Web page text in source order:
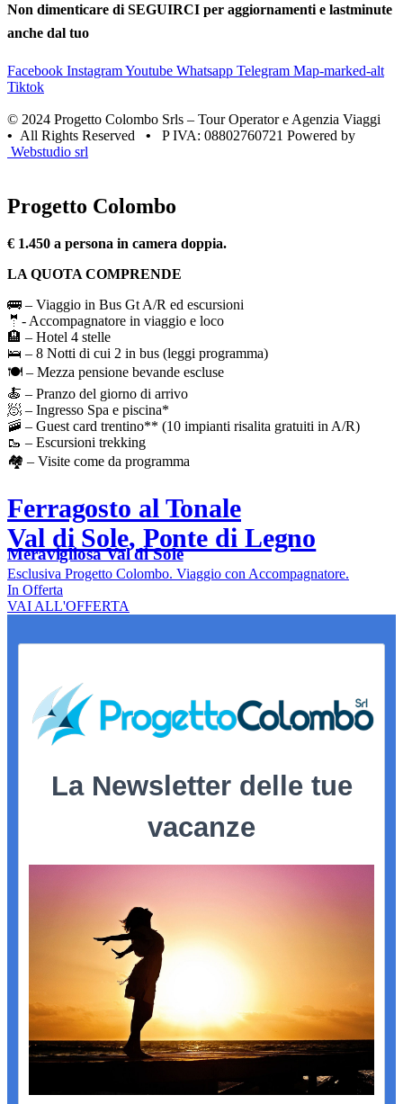
Non dimenticare di SEGUIRCI per aggiornamenti e lastminute
anche dal tuo
Facebook InstagramYoutube Whatsapp Telegram Map-marked-alt
Tiktok
© 2024 Progetto Colombo Srls – Tour Operator e Agenzia Viaggi
• All Rights Reserved • P IVA: 08802760721 Powered by
Webstudio srl
Progetto Colombo
€ 1.450 a persona in camera doppia.
LA QUOTA COMPRENDE
🚌 – Viaggio in Bus Gt A/R ed escursioni
🤵- Accompagnatore in viaggio e loco
🏨 – Hotel 4 stelle
🛌 – 8 Notti di cui 2 in bus (leggi programma)
🍽️ – Mezza pensione bevande escluse
🍝 – Pranzo del giorno di arrivo
🧖 – Ingresso Spa e piscina*
🚠 – Guest card trentino** (10 impianti risalita gratuiti in A/R)
🥾 – Escursioni trekking
🏘️ – Visite come da programma
Ferragosto al Tonale
Val di Sole, Ponte di Legno
Meravigliosa Val di Sole
Esclusiva Progetto Colombo. Viaggio con Accompagnatore.
In Offerta
VAI ALL'OFFERTA
La Newsletter delle tue
vacanze